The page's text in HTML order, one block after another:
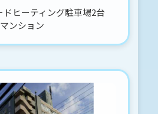
-102 〒030-0966 青
ヒーティング駐車場2台
ンション